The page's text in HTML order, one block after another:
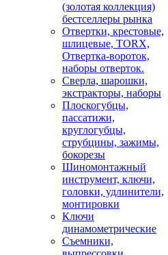
(золотая коллекция)
бестселлеры рынка
Отвертки, крестовые,
шлицевые, TORX,
Отвертка-вороток,
наборы отверток.
Сверла, шарошки,
экстракторы, наборы
Плоскогубцы,
пассатижи,
круглогубцы,
струбцины, зажимы,
бокорезы
Шиномонтажный
инструмент, ключи,
головки, удлинители,
монтировки
Ключи
динамометрические
Съемники,